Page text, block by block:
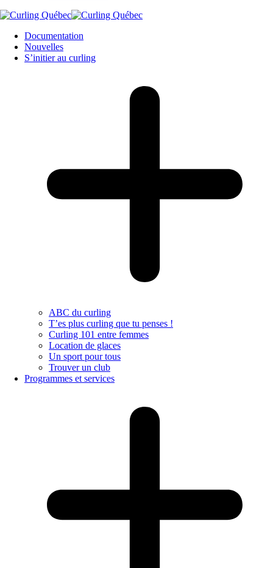
Documentation
Nouvelles
S’initier au curling
ABC du curling
T’es plus curling que tu penses !
Curling 101 entre femmes
Location de glaces
Un sport pour tous
Trouver un club
Programmes et services